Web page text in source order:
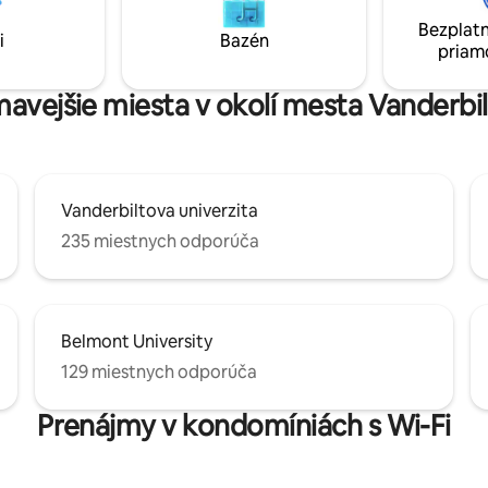
Vysokorýchlostné Wi-Fi
na internet, manželské
v spálňach, káblová TV a
zážitok z Nashvillu!
✔ Plne vybavená kuchyňa ✔
izba s rozkladacou pohovkou ✔
Vysokorýchlostné Wi-Fi ✔
Bazén
miesta v okolí mesta
Vanderbiltova univerzita
235 miestnych odporúča
Belmont University
129 miestnych odporúča
Prenájmy v kondomíniách s Wi-Fi